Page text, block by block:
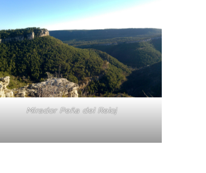
Mirador Peña del Reloj